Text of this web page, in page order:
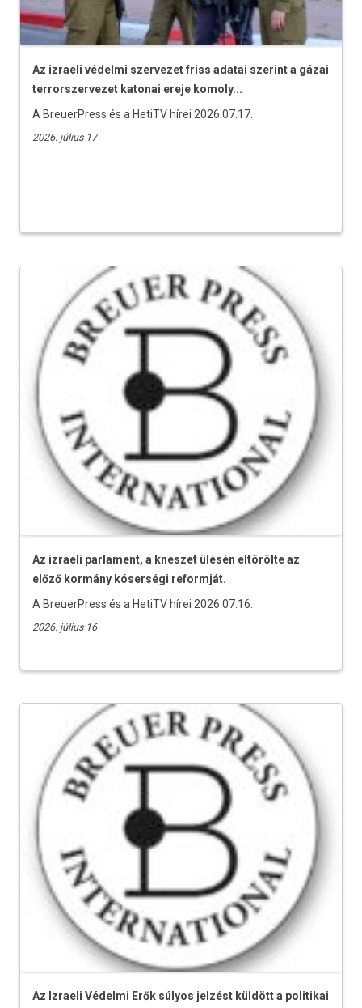
Az izraeli védelmi szervezet friss adatai szerint a gázai
terrorszervezet katonai ereje komoly...
A BreuerPress és a HetiTV hírei 2026.07.17.
2026. július 17
Az izraeli parlament, a kneszet ülésén eltörölte az
előző kormány kóserségi reformját.
A BreuerPress és a HetiTV hírei 2026.07.16.
2026. július 16
Az Izraeli Védelmi Erők súlyos jelzést küldött a politikai